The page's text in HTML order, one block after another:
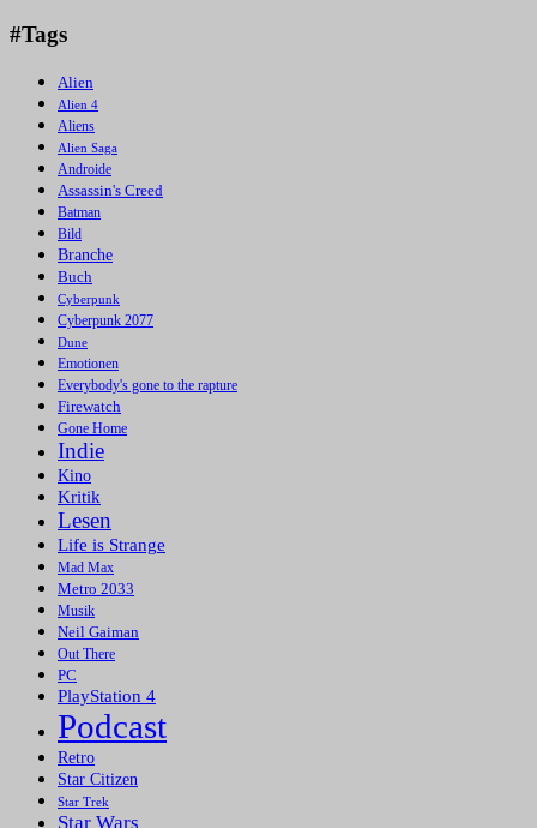
#Tags
Alien
Alien 4
Aliens
Alien Saga
Androide
Assassin's Creed
Batman
Bild
Branche
Buch
Cyberpunk
Cyberpunk 2077
Dune
Emotionen
Everybody's gone to the rapture
Firewatch
Gone Home
Indie
Kino
Kritik
Lesen
Life is Strange
Mad Max
Metro 2033
Musik
Neil Gaiman
Out There
PC
PlayStation 4
Podcast
Retro
Star Citizen
Star Trek
Star Wars